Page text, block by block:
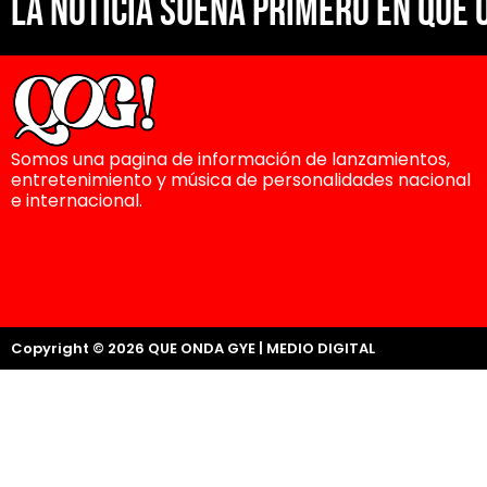
La noticia suena primero en Que
Somos una pagina de información de lanzamientos,
entretenimiento y música de personalidades nacional
e internacional.
Copyright © 2026 QUE ONDA GYE | MEDIO DIGITAL